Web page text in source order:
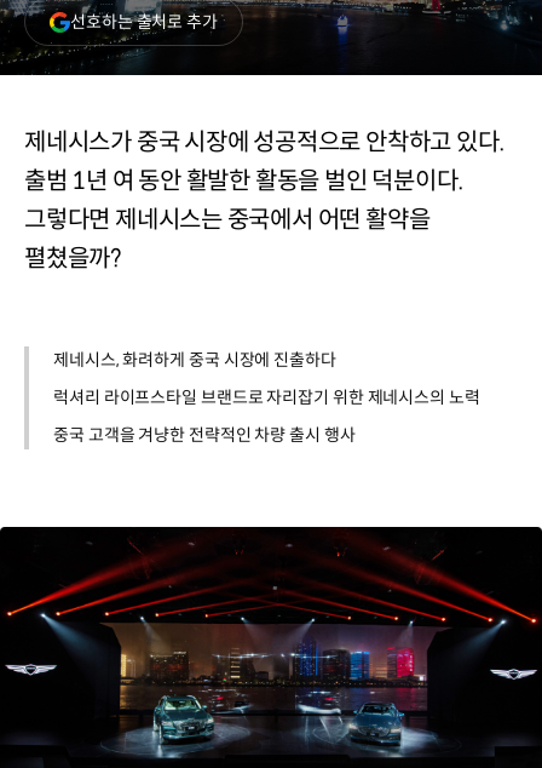
선호하는 출처로 추가(새
창
열림)
제네시스가 중국 시장에 성공적으로 안착하고 있다.
출범 1년 여 동안 활발한 활동을 벌인 덕분이다.
그렇다면 제네시스는 중국에서 어떤 활약을
펼쳤을까?
제네시스, 화려하게 중국 시장에 진출하다
럭셔리 라이프스타일 브랜드로 자리잡기 위한 제네시스의 노력
중국 고객을 겨냥한 전략적인 차량 출시 행사